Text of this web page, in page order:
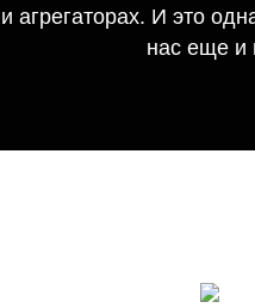
агрегаторах. И это
нас еще и